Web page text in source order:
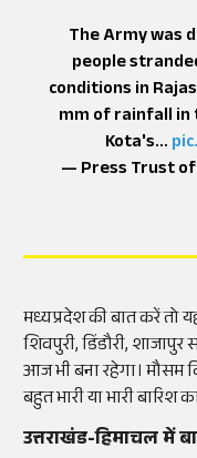
The Army was
people
conditions in
mm of rainfall in
Kota's…
— Press Trust of
मध्यप्रदेश की बात करें तो
शिवपुरी, डिंडौरी,
आज भी बना रहेगा। मौसम
बहुत भारी या भारी बारिश
उत्तराखंड-हिमाचल में